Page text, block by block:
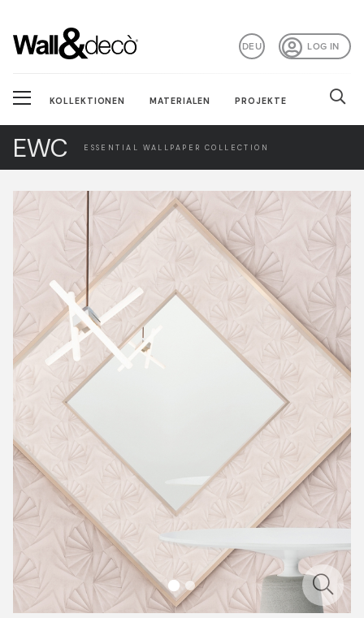
LOG IN
DEU
KOLLEKTIONEN MATERIALEN PROJEKTE
EWC ESSENTIAL WALLPAPER COLLECTION